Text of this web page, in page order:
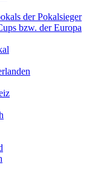
der Pokalsieger
bzw. der Europa